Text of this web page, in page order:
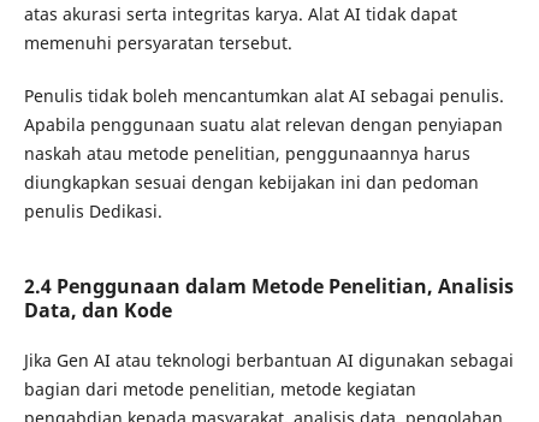
atas akurasi serta integritas karya. Alat AI tidak dapat
memenuhi persyaratan tersebut.
Penulis tidak boleh mencantumkan alat AI sebagai penulis.
Apabila penggunaan suatu alat relevan dengan penyiapan
naskah atau metode penelitian, penggunaannya harus
diungkapkan sesuai dengan kebijakan ini dan pedoman
penulis Dedikasi.
2.4 Penggunaan dalam Metode Penelitian, Analisis
Data, dan Kode
Jika Gen AI atau teknologi berbantuan AI digunakan sebagai
bagian dari metode penelitian, metode kegiatan